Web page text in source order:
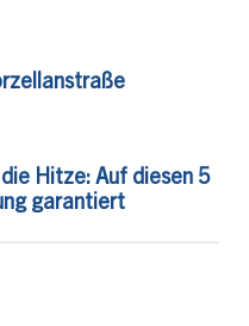
Hitze: Auf diesen 5
garantiert